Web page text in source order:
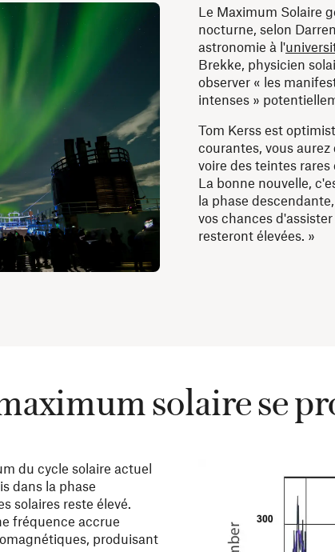
Le Maximum Solaire
nocturne, selon
astronomie à l'
Brekke, physicien
observer « les
intenses »
Tom Kerss est
courantes, vous aurez
voire des teintes rares
La bonne nouvelle,
la phase
vos chances
resteront élevées. »
solaire se
du cycle solaire actuel
dans la phase
solaires reste élevé.
fréquence accrue
produisant